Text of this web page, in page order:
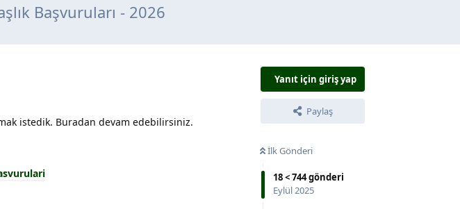
Başvuruları - 2026
Yanıt için giriş yap
Paylaş
İlk Gönderi
18<744gönderi
Eylül 2025
istedik. Buradan devam edebilirsiniz.